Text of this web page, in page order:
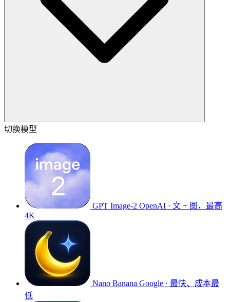
切换模型
GPT Image-2 OpenAI · 文 + 图，最高
4K
Nano Banana Google · 最快、成本最
低